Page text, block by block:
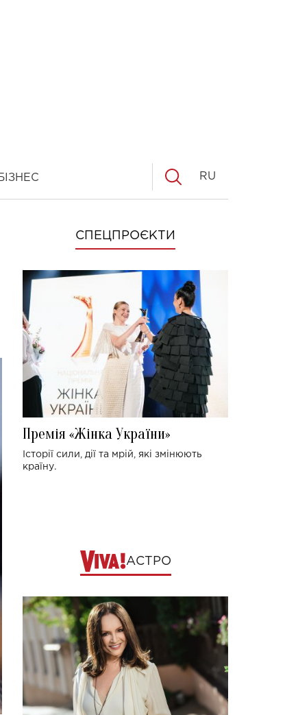
RU
СПЕЦПРОЄКТИ
Премія «Жінка України»
Історії сили, дії та мрій, які змінюють
країну.
АСТРО